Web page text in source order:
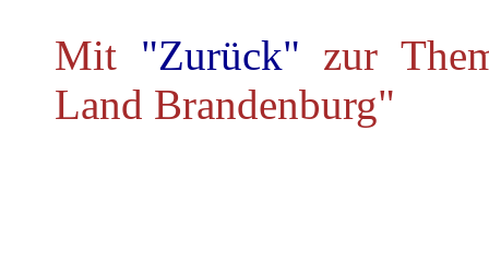
Mit "Zurück" zur
Land Brandenburg"